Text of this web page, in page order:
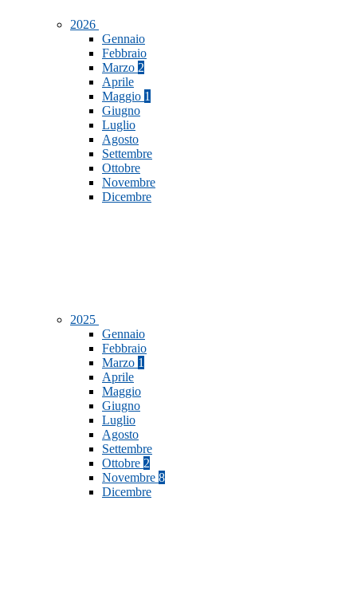
2026
Gennaio
Febbraio
Marzo 2
Aprile
Maggio 1
Giugno
Luglio
Agosto
Settembre
Ottobre
Novembre
Dicembre
2025
Gennaio
Febbraio
Marzo 1
Aprile
Maggio
Giugno
Luglio
Agosto
Settembre
Ottobre 2
Novembre 8
Dicembre